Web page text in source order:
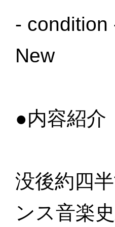
- condition
New
●内容紹介
没後約四
ンス音楽